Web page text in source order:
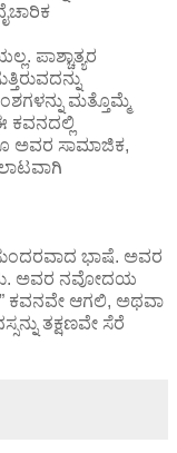
ಪಾಶ್ಚಾತ್ಯರ
ಮತ್ತೊಮ್ಮೆ
ಕವನದಲ್ಲಿ
ಅವರ ಸಾಮಾಜಿಕ,
ಭಾಷೆ. ಅವರ
ಅವರ ನವೋದಯ
ಆಗಲಿ, ಅಥವಾ
ತಕ್ಷಣವೇ ಸೆರೆ